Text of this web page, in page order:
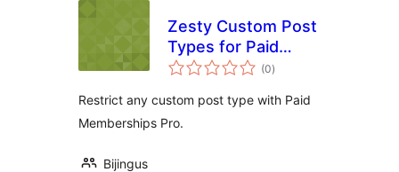
Zesty Custom Post
Types for Paid
Memberships Pro
(0toplam
puan
)
Restrict any custom post type with Paid
Memberships Pro.
Bijingus